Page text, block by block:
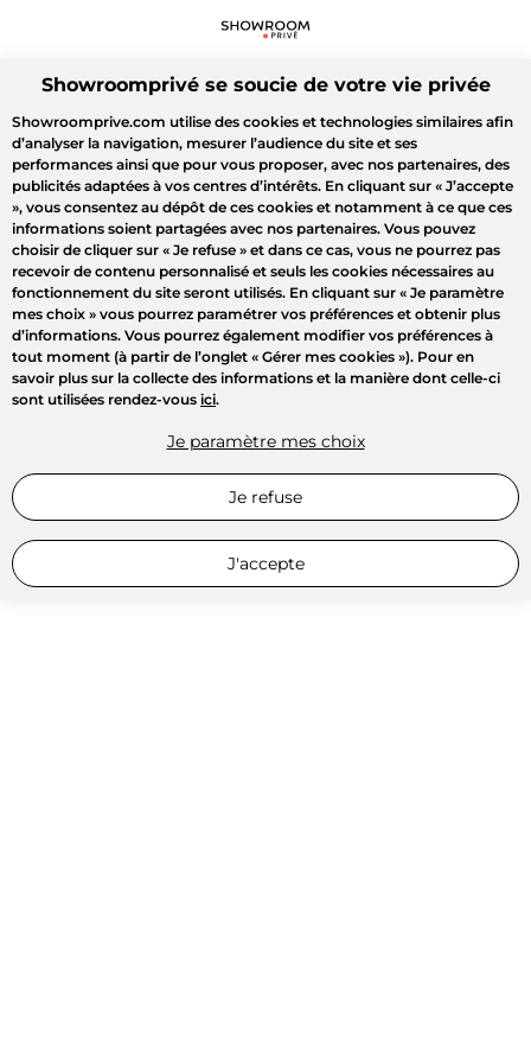
Showroomprivé se soucie de votre vie privée
Showroomprive.com utilise des cookies et technologies similaires afin
d’analyser la navigation, mesurer l’audience du site et ses
performances ainsi que pour vous proposer, avec nos partenaires, des
publicités adaptées à vos centres d’intérêts. En cliquant sur « J’accepte
», vous consentez au dépôt de ces cookies et notamment à ce que ces
informations soient partagées avec nos partenaires. Vous pouvez
choisir de cliquer sur « Je refuse » et dans ce cas, vous ne pourrez pas
recevoir de contenu personnalisé et seuls les cookies nécessaires au
fonctionnement du site seront utilisés. En cliquant sur « Je paramètre
mes choix » vous pourrez paramétrer vos préférences et obtenir plus
d’informations. Vous pourrez également modifier vos préférences à
tout moment (à partir de l’onglet « Gérer mes cookies »). Pour en
savoir plus sur la collecte des informations et la manière dont celle-ci
sont utilisées rendez-vous ici.
Je paramètre mes choix
Je refuse
J'accepte